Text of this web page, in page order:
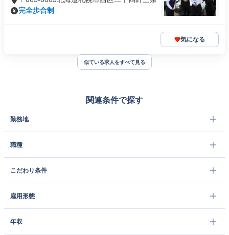
完全歩合制
気になる
似ている求人をすべて見る
関連条件で探す
勤務地
職種
こだわり条件
雇用形態
年収